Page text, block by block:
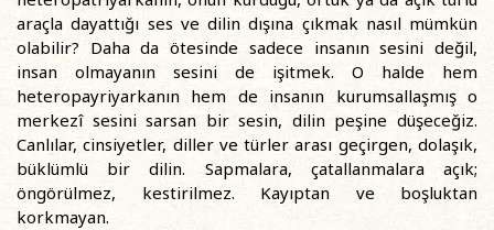
araçla dayattığı ses ve dilin dışına çıkmak nasıl mümkün
olabilir? Daha da ötesinde sadece insanın sesini değil,
insan olmayanın sesini de işitmek. O halde hem
heteropayriyarkanın hem de insanın kurumsallaşmış o
merkezî sesini sarsan bir sesin, dilin peşine düşeceğiz.
Canlılar, cinsiyetler, diller ve türler arası geçirgen, dolaşık,
büklümlü bir dilin. Sapmalara, çatallanmalara açık;
öngörülmez, kestirilmez. Kayıptan ve boşluktan
korkmayan.